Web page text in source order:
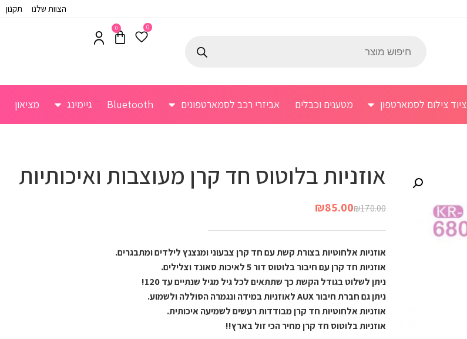
הצוות שלנו תקנון
0
0
ציוד צילום לסמארטפון מטענים וכבלים אביזרי רכב לסמארטפונים Bluetooth גיימינג מציאון
אוזניות בלוטוס חד קרן מעוצבות ואיכותיות
₪170.00
₪85.00
אוזניות אלחוטיות בצורת קשת עם חד קרן צבעוני ומנצנץ לילדים ומתבגרים.
אוזניות חד קרן עם חיבור בלוטוס דור 5 לאיכות סאונד וצלילים.
ניתן לשלוט בגודל הקשת כך שתתאים לכל גיל מגיל שנתיים עד 120!
ניתן גם חברת חיבור AUX לאוזניות במידה ונגמרה הסוללה ולשמוע.
אוזניות אלחוטיות חד קרן מבודדות רעשים לשמיעה איכותית.
אוזניות בלוטוס חד קרן מחיר הכי זול בארץ!!